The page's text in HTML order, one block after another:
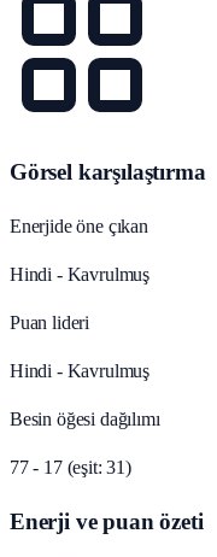
Görsel karşılaştırma
Enerjide öne çıkan
Hindi - Kavrulmuş
Puan lideri
Hindi - Kavrulmuş
Besin öğesi dağılımı
77 - 17 (eşit: 31)
Enerji ve puan özeti